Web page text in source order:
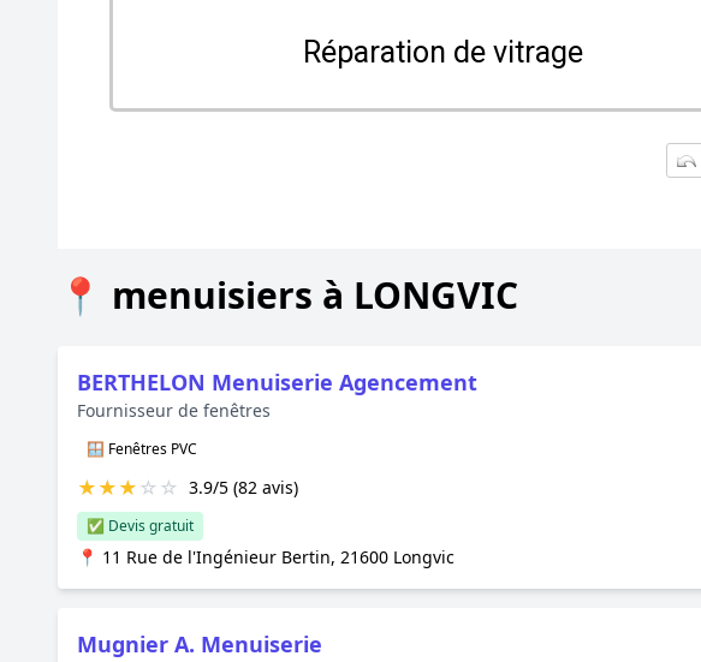
Réparation de vitrage
📍 menuisiers à LONGVIC
BERTHELON Menuiserie Agencement
Fournisseur de fenêtres
🪟 Fenêtres PVC
★★★☆☆ 3.9/5 (82 avis)
✅ Devis gratuit
📍 11 Rue de l'Ingénieur Bertin, 21600 Longvic
Mugnier A. Menuiserie